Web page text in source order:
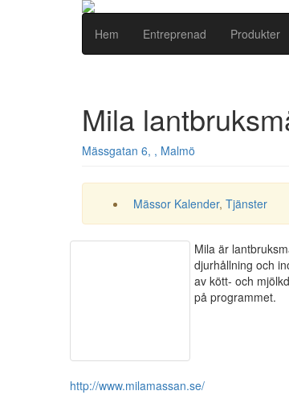
Hem Entreprenad Produkter
Mila
Mässgatan 6, , Malmö
Mässor Kalender, Tjänster
Mila är
djurhållning och
av kött- och
på programmet.
http://www.milamassan.se/